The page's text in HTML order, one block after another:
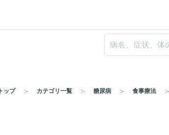
トップ カテゴリ一覧 糖尿病 食事療法